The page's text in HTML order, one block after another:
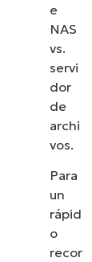
e
NAS
vs.
servi
dor
de
archi
vos.
Para
un
rápid
o
recor